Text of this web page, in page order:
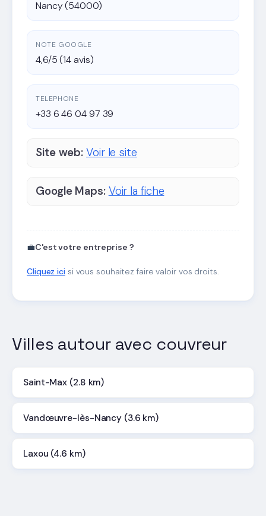
Nancy (54000)
NOTE GOOGLE
4,6/5 (14 avis)
TELEPHONE
+33 6 46 04 97 39
Site web: Voir le site
Google Maps: Voir la fiche
💼C'est votre entreprise ?
Cliquez icisi vous souhaitez faire valoir vos droits.
Villes autour avec couvreur
Saint-Max (2.8 km)
Vandœuvre-lès-Nancy (3.6 km)
Laxou (4.6 km)